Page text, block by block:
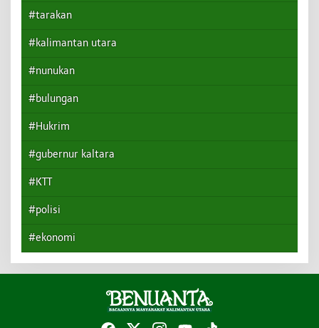
#tarakan
#kalimantan utara
#nunukan
#bulungan
#Hukrim
#gubernur kaltara
#KTT
#polisi
#ekonomi